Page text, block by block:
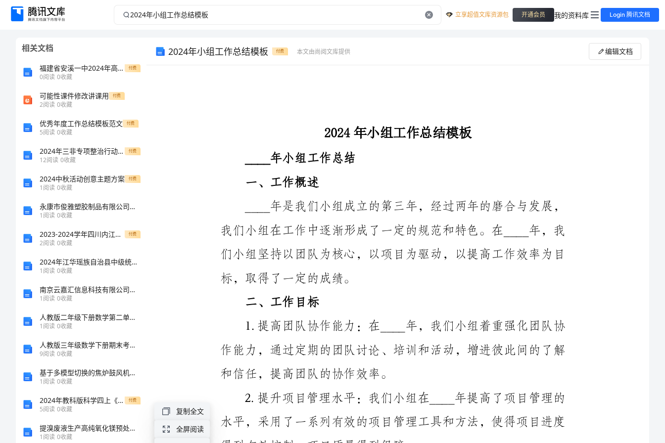
2024
2024
立享超值文库资源包 开通会员 我的资料库 Login 腾讯文档
相关文档
福建省安溪一中2024年高一上学期第一次诊断性考试生物全真模拟试卷解析版 付费
0阅读 0收藏
可能性课件修改讲课用 付费
2阅读 0收藏
优秀年度工作总结模板范文 付费
5阅读 0收藏
2024年三非专项整治行动实施方案范本 付费
12阅读 0收藏
2024中秋活动创意主题方案 付费
1阅读 0收藏
永康市俊雅塑胶制品有限公司介绍企业发展分析报告
1阅读 0收藏
2023-2024学年四川内江市第六中学物理八年级下册物质的物理属性专题训练试卷（详解版） 付费
2阅读 0收藏
2024年江华瑶族自治县中级统计师《统计工作实务》考前冲刺试卷及答案
1阅读 0收藏
南京云嘉汇信息科技有限公司介绍企业发展分析报告
1阅读 0收藏
人教版二年级下册数学第二单元-表内除法(一)-测试卷(黄金题型)
1阅读 0收藏
人教版三年级数学下册期末考试卷及答案【推荐】
9阅读 0收藏
基于多模型切换的焦炉鼓风机调速系统智能控制策略研究及应用
1阅读 0收藏
2024年教科版科学四上《声音的变化》教案设计 付费
5阅读 0收藏
提溴废液生产高纯氧化镁预处理工艺研究中期报告
1阅读 0收藏
2024年小组工作总结模板 付费 本文由尚阅文库提供 编辑文档
势。
们小组坚持以团队为核心，以项目为驱动，以提高工作效率为目
标，取得了一定的成绩。
1.提高团队协作能力：在____年，我们小组着重强化团队协
和信任，提高团队的协作效率。
2.提升项目管理水平：我们小组在____年提高了项目管理的
得到有效控制，项目质量得到保障。
复制全文
全屏阅读